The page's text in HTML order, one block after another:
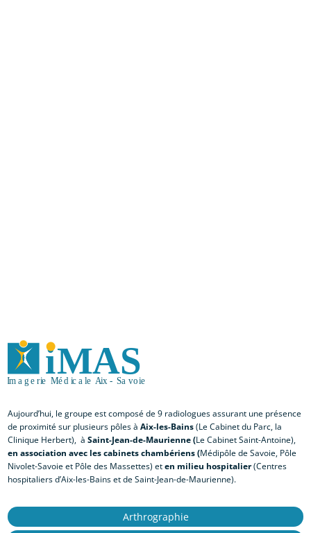
Aujourd’hui, le groupe est composé de 9 radiologues assurant une présence
de proximité sur plusieurs pôles à Aix-les-Bains(Le Cabinet du Parc, la
Clinique Herbert), àSaint-Jean-de-Maurienne (Le Cabinet Saint-Antoine),
en association avec les cabinets chambériens (Médipôle de Savoie, Pôle
Nivolet-Savoie et Pôle des Massettes) eten milieu hospitalier(Centres
hospitaliers d’Aix-les-Bains et de Saint-Jean-de-Maurienne).
Arthrographie